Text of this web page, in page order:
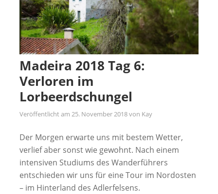
Madeira 2018 Tag 6:
Verloren im
Lorbeerdschungel
Veröffentlicht am 25. November 2018von Kay
Der Morgen erwarte uns mit bestem Wetter,
verlief aber sonst wie gewohnt. Nach einem
intensiven Studiums des Wanderführers
entschieden wir uns für eine Tour im Nordosten
– im Hinterland des Adlerfelsens.